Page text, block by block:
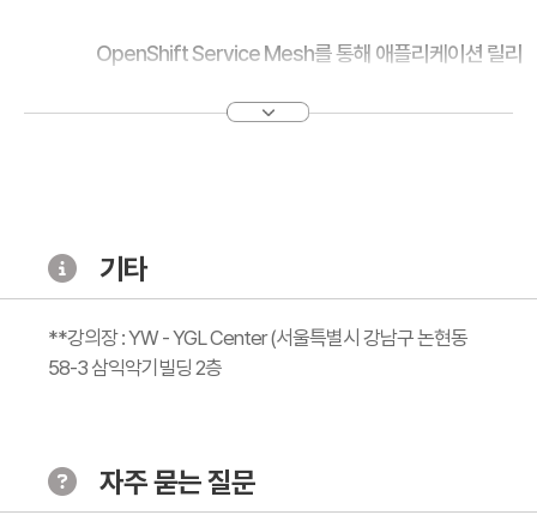
OpenShift Service Mesh를 통해 애플리케이션 릴리
카나리아 및 미러링 릴리스 전략으로 애플리케이션을 릴
카오스 테스트로 OpenShift Service Mesh의 복구 성
능을 평가합니다.
복구 가능한 서비스 구축
OpenShift Service Mesh 보안
기타
**강의장 : YW - YGL Center (서울특별시 강남구 논현동
58-3 삼익악기빌딩 2층
자주 묻는 질문